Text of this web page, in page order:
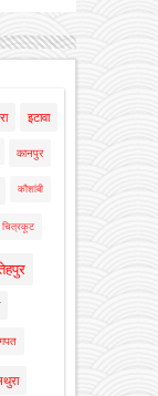
इटावा
कानपुर
कौशांबी
चित्रकूट